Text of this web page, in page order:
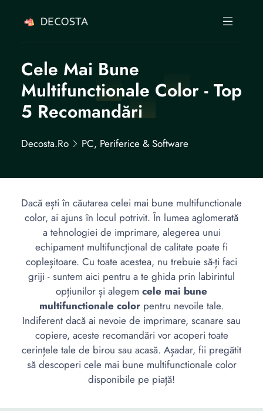
Cele Mai Bune
Multifunctionale Color - Top
5 Recomandări
Decosta.ro PC, Periferice & Software
Dacă ești în căutarea celei mai bune multifunctionale
color, ai ajuns în locul potrivit. În lumea aglomerată
a tehnologiei de imprimare, alegerea unui
echipament multifuncțional de calitate poate fi
copleșitoare. Cu toate acestea, nu trebuie să-ți faci
griji - suntem aici pentru a te ghida prin labirintul
opțiunilor și alegem cele mai bune
multifunctionale color pentru nevoile tale.
Indiferent dacă ai nevoie de imprimare, scanare sau
copiere, aceste recomandări vor acoperi toate
cerințele tale de birou sau acasă. Așadar, fii pregătit
să descoperi cele mai bune multifunctionale color
disponibile pe piață!